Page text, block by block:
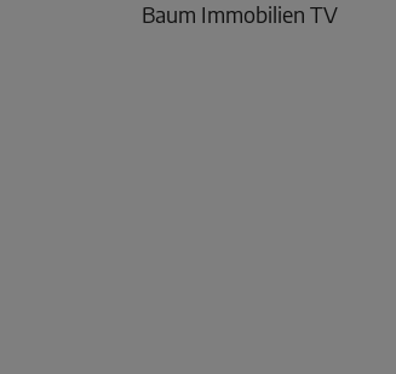
Baum Immobilien TV